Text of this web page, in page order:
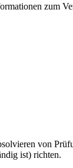
zum
von
ist) richten.